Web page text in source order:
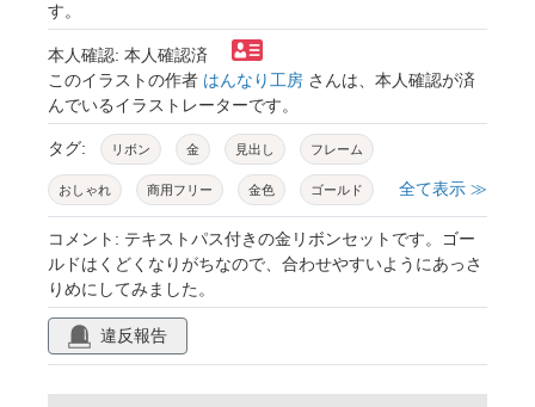
す。
本人確認: 本人確認済
このイラストの作者 はんなり工房 さんは、本人確認が済
んでいるイラストレーターです。
タグ: リボン 金 見出し フレーム
おしゃれ 商用フリー 金色 ゴールド
バナー シンプル ゴージャス セット
かわいい 派手 目立つ pop
クリスマス 豪華 小見出し チラシ
クラシック クラシカル
見出し枠 タイトル枠 メルヘン
全て表示 ≫
コメント: テキストパス付きの金リボンセットです。ゴー
ルドはくどくなりがちなので、合わせやすいようにあっさ
りめにしてみました。
違反報告